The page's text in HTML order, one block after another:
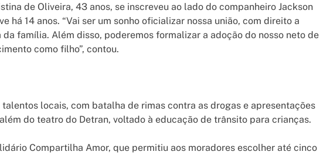
de Oliveira, 43 anos, se inscreveu ao lado do companheiro Jackson
há 14 anos. “Vai ser um sonho oficializar nossa união, com direito a
família. Além disso, poderemos formalizar a adoção do nosso neto de
como filho”, contou.
locais, com batalha de rimas contra as drogas e apresentações
do teatro do Detran, voltado à educação de trânsito para crianças.
Compartilha Amor, que permitiu aos moradores escolher até cinco